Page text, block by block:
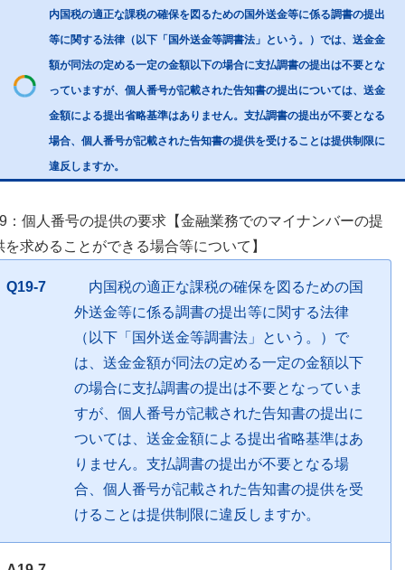
内国税の適正な課税の確保を図るための国外送金等に係る調書の提出
等に関する法律（以下「国外送金等調書法」という。）では、送金金
額が同法の定める一定の金額以下の場合に支払調書の提出は不要とな
っていますが、個人番号が記載された告知書の提出については、送金
金額による提出省略基準はありません。支払調書の提出が不要となる
場合、個人番号が記載された告知書の提供を受けることは提供制限に
違反しますか。
：個人番号の提供の要求【金融業務でのマイナンバーの提
を求めることができる場合等について】
Q19-7
内国税の適正な課税の確保を図るための国
外送金等に係る調書の提出等に関する法律
（以下「国外送金等調書法」という。）で
は、送金金額が同法の定める一定の金額以下
の場合に支払調書の提出は不要となっていま
すが、個人番号が記載された告知書の提出に
ついては、送金金額による提出省略基準はあ
りません。支払調書の提出が不要となる場
合、個人番号が記載された告知書の提供を受
けることは提供制限に違反しますか。